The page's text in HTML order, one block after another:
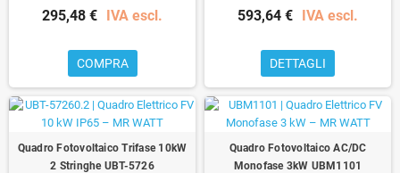
295,48 € IVA escl.
COMPRA
593,64 € IVA escl.
DETTAGLI
Quadro Fotovoltaico Trifase 10kW
2 Stringhe UBT-5726
Quadro Fotovoltaico AC/DC
Monofase 3kW UBM1101